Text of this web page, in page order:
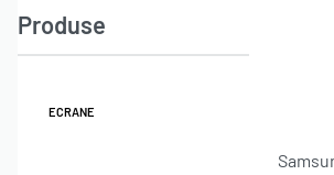
Produse
ECRANE